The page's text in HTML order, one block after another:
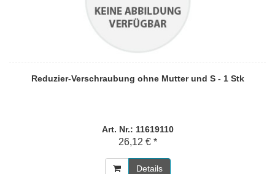
Reduzier-Verschraubung ohne Mutter und S - 1 Stk
Art. Nr.: 11619110
26,12 € *
Details